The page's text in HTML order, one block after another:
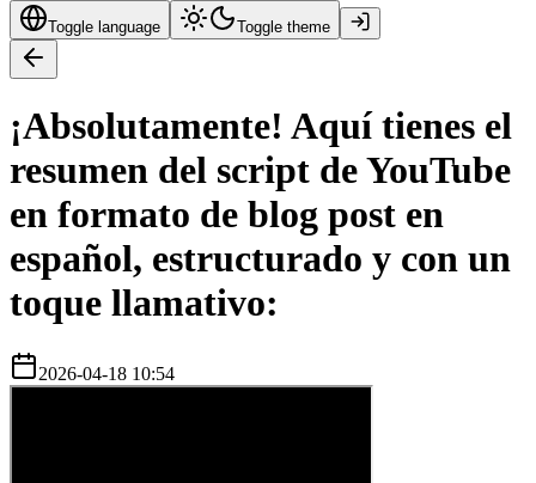
Toggle language Toggle theme
¡Absolutamente! Aquí tienes el
resumen del script de YouTube
en formato de blog post en
español, estructurado y con un
toque llamativo:
2026-04-18 10:54